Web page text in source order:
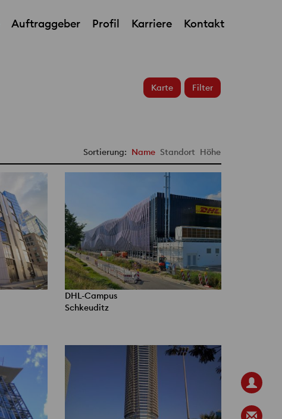
Auftraggeber Profil Karriere Kontakt
Karte Filter
Sortierung: Name Standort Höhe
DHL-Campus
Schkeuditz